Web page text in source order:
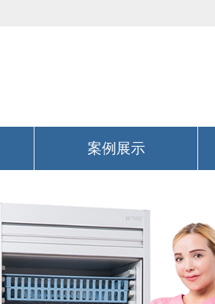
案例展示